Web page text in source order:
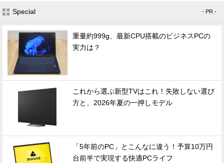
Special - PR -
重量約999g、最新CPU搭載のビジネスPCの
実力は？
これから選ぶ新型TVはこれ！失敗しない選び
方と、2026年夏の一押しモデル
「5年前のPC」とこんなに違う！予算10万円
台前半で実現する快適PCライフ